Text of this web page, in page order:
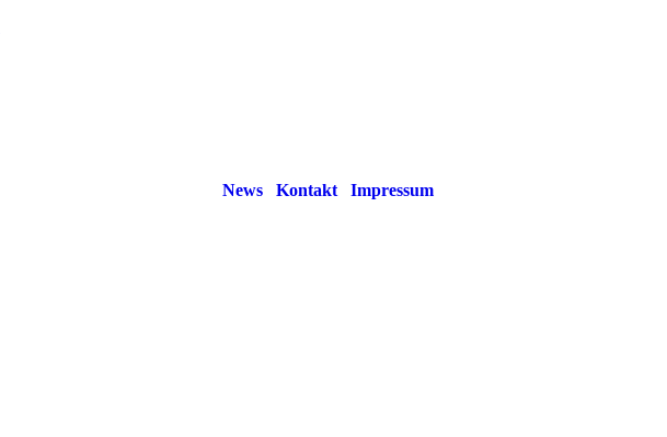
News Kontakt Impressum